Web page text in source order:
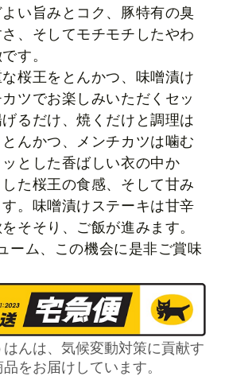
い旨みとコク、豚特有の臭
、そしてモチモチしたやわ
す。
桜王をとんかつ、味噌漬け
ツでお楽しみいただくセッ
げるだけ、焼くだけと調理は
んかつ、メンチカツは噛む
とした香ばしい衣の中か
た桜王の食感、そして甘み
。味噌漬けステーキは甘辛
そそり、ご飯が進みます。
ーム、この機会に是非ご賞味
んは、気候変動対策に貢献す
をお届けしています。